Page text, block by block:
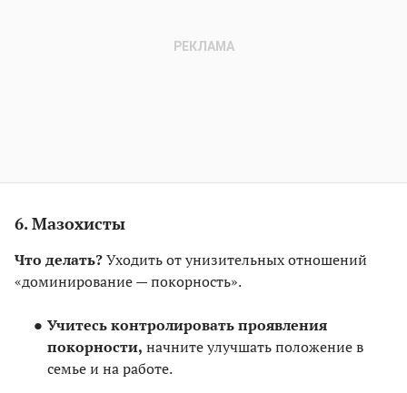
6. Мазохисты
Что делать?Уходить от унизительных отношений
«доминирование — покорность».
Учитесь контролировать проявления
покорности, начните улучшать положение в
семье и на работе.